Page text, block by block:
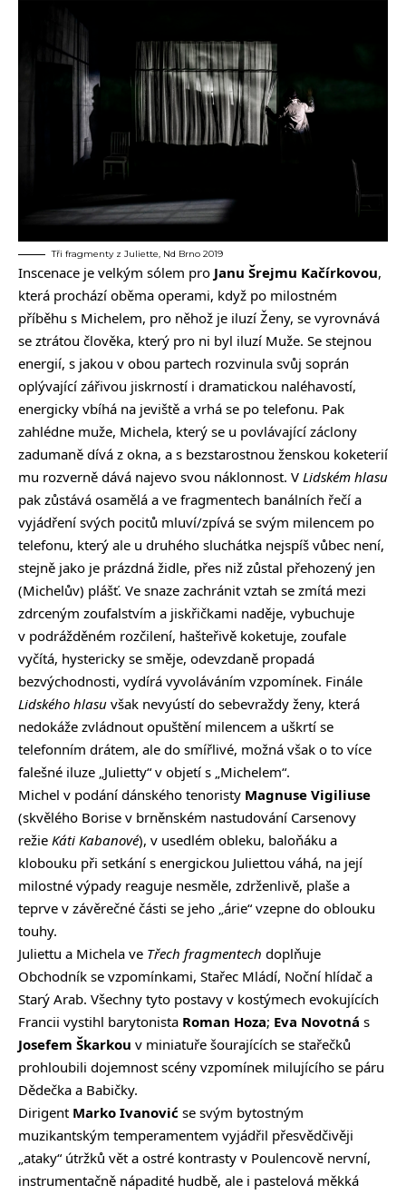
Tři fragmenty z Juliette, Nd Brno 2019
Inscenace je velkým sólem pro Janu Šrejmu Kačírkovou,
která prochází oběma operami, když po milostném
příběhu s Michelem, pro něhož je iluzí Ženy, se vyrovnává
se ztrátou člověka, který pro ni byl iluzí Muže. Se stejnou
energií, s jakou v obou partech rozvinula svůj soprán
oplývající zářivou jiskrností i dramatickou naléhavostí,
energicky vbíhá na jeviště a vrhá se po telefonu. Pak
zahlédne muže, Michela, který se u povlávající záclony
zadumaně dívá z okna, a s bezstarostnou ženskou koketerií
mu rozverně dává najevo svou náklonnost. V Lidském hlasu
pak zůstává osamělá a ve fragmentech banálních řečí a
vyjádření svých pocitů mluví/zpívá se svým milencem po
telefonu, který ale u druhého sluchátka nejspíš vůbec není,
stejně jako je prázdná židle, přes niž zůstal přehozený jen
(Michelův) plášť. Ve snaze zachránit vztah se zmítá mezi
zdrceným zoufalstvím a jiskřičkami naděje, vybuchuje
v podrážděném rozčilení, hašteřivě koketuje, zoufale
vyčítá, hystericky se směje, odevzdaně propadá
bezvýchodnosti, vydírá vyvoláváním vzpomínek. Finále
Lidského hlasu však nevyústí do sebevraždy ženy, která
nedokáže zvládnout opuštění milencem a uškrtí se
telefonním drátem, ale do smířlivé, možná však o to více
falešné iluze „Julietty“ v objetí s „Michelem“.
Michel v podání dánského tenoristy Magnuse Vigiliuse
(skvělého Borise v brněnském nastudování Carsenovy
režie Káti Kabanové), v usedlém obleku, baloňáku a
klobouku při setkání s energickou Juliettou váhá, na její
milostné výpady reaguje nesměle, zdrženlivě, plaše a
teprve v závěrečné části se jeho „árie“ vzepne do oblouku
touhy.
Juliettu a Michela ve Třech fragmentech doplňuje
Obchodník se vzpomínkami, Stařec Mládí, Noční hlídač a
Starý Arab. Všechny tyto postavy v kostýmech evokujících
Francii vystihl barytonista Roman Hoza; Eva Novotná s
Josefem Škarkou v miniatuře šourajících se stařečků
prohloubili dojemnost scény vzpomínek milujícího se páru
Dědečka a Babičky.
Dirigent Marko Ivanović se svým bytostným
muzikantským temperamentem vyjádřil přesvědčivěji
„ataky“ útržků vět a ostré kontrasty v Poulencově nervní,
instrumentačně nápadité hudbě, ale i pastelová měkká